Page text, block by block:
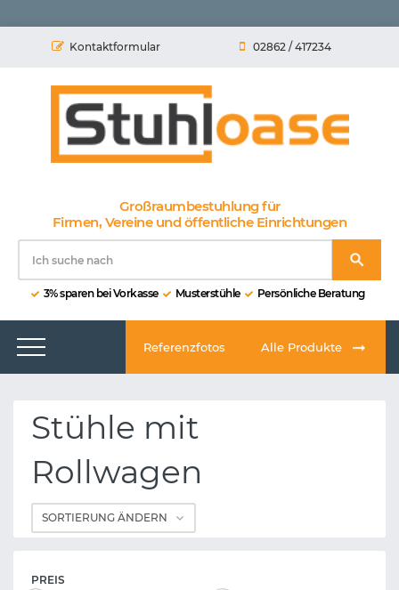
Kontaktformular 02862 / 417234
Großraumbestuhlung für
Firmen, Vereine und öffentliche Einrichtungen
3% sparen bei Vorkasse Musterstühle Persönliche Beratung
Referenzfotos Alle Produkte
Stühle mit
Rollwagen
PREIS